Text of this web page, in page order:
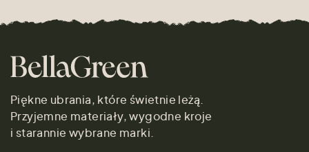
Piękne ubrania, które świetnie leżą.
Przyjemne materiały, wygodne kroje
i starannie wybrane marki.